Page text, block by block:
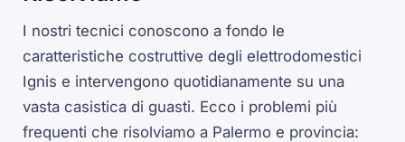
I nostri tecnici conoscono a fondo le
caratteristiche costruttive degli elettrodomestici
Ignis e intervengono quotidianamente su una
vasta casistica di guasti. Ecco i problemi più
frequenti che risolviamo a Palermo e provincia: